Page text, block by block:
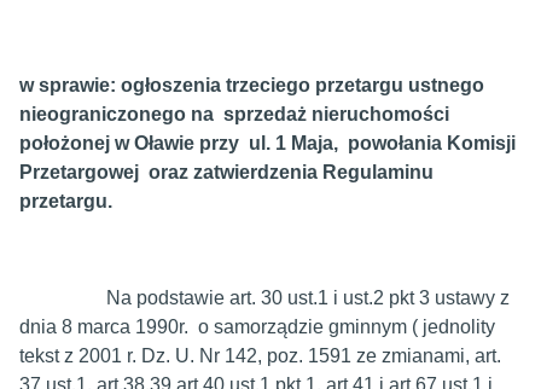
w sprawie: ogłoszenia trzeciego przetargu ustnego
nieograniczonego na sprzedaż nieruchomości
położonej w Oławie przy ul. 1 Maja, powołania Komisji
Przetargowej oraz zatwierdzenia Regulaminu
przetargu.
Na podstawie art. 30 ust.1 i ust.2 pkt 3 ustawy z
dnia 8 marca 1990r. o samorządzie gminnym ( jednolity
tekst z 2001 r. Dz. U. Nr 142, poz. 1591 ze zmianami, art.
37 ust.1, art.38,39 art.40 ust.1 pkt 1, art.41 i art.67 ust.1 i